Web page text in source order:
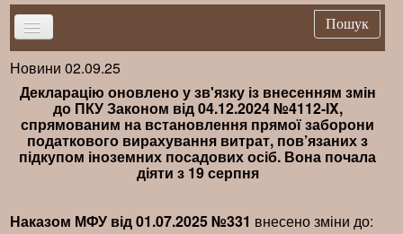
Головна
Новини
Важливе
Брифінг
Нормативна база
Пошук
Новини 02.09.25
Декларацію оновлено у зв'язку із внесенням змін
до ПКУ Законом від 04.12.2024 №4112-IX,
спрямованим на встановлення прямої заборони
податкового вирахування витрат, пов’язаних з
підкупом іноземних посадових осіб. Вона почала
діяти з 19 серпня
Наказом МФУ від 01.07.2025 №331 внесено зміни до: